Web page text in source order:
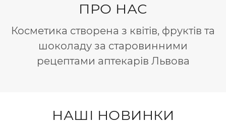
ПРО НАС
Косметика створена з квітів, фруктів та
шоколаду за старовинними
рецептами аптекарів Львова
НАШІ НОВИНКИ